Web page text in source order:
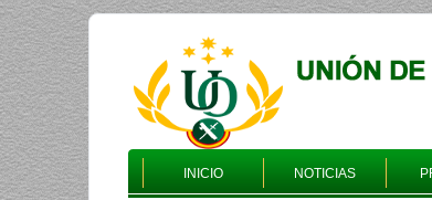
INICIO NOTICIAS